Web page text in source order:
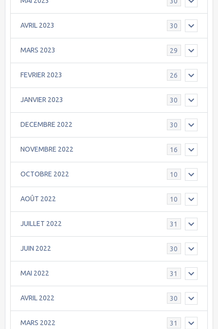
AVRIL 2023 30
MARS 2023 29
FEVRIER 2023 26
JANVIER 2023 30
DECEMBRE 2022 30
NOVEMBRE 2022 16
OCTOBRE 2022 10
AOÛT 2022 10
JUILLET 2022 31
JUIN 2022 30
MAI 2022 31
AVRIL 2022 30
MARS 2022 31